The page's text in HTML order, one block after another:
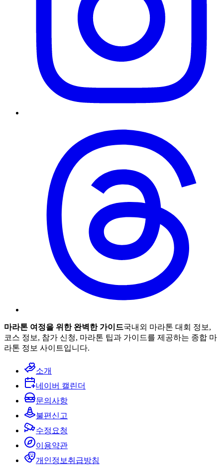
마라톤 여정을 위한 완벽한 가이드국내외 마라톤 대회 정보,
코스 정보, 참가 신청, 마라톤 팁과 가이드를 제공하는 종합 마
라톤 정보 사이트입니다.
소개
네이버 캘린더
문의사항
불편신고
수정요청
이용약관
개인정보취급방침